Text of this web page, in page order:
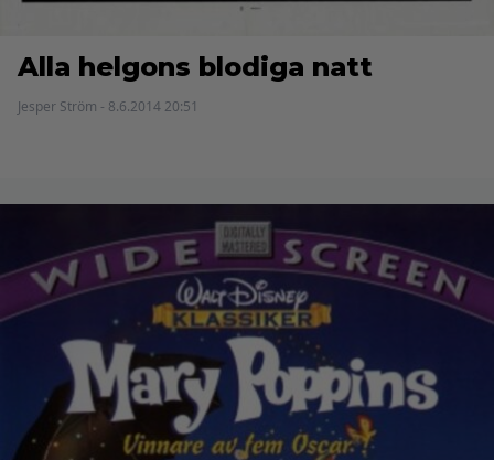
Alla helgons blodiga natt
Jesper Ström - 8.6.2014 20:51